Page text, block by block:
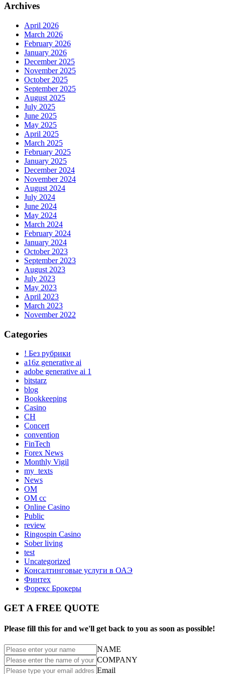
Archives
April 2026
March 2026
February 2026
January 2026
December 2025
November 2025
October 2025
September 2025
August 2025
July 2025
June 2025
May 2025
April 2025
March 2025
February 2025
January 2025
December 2024
November 2024
August 2024
July 2024
June 2024
May 2024
March 2024
February 2024
January 2024
October 2023
September 2023
August 2023
July 2023
May 2023
April 2023
March 2023
November 2022
Categories
! Без рубрики
a16z generative ai
adobe generative ai 1
bitstarz
blog
Bookkeeping
Casino
CH
Concert
convention
FinTech
Forex News
Monthly Vigil
my_texts
News
OM
OM cc
Online Casino
Public
review
Ringospin Casino
Sober living
test
Uncategorized
Консалтинговые услуги в ОАЭ
Финтех
Форекс Брокеры
GET A FREE QUOTE
Please fill this for and we'll get back to you as soon as possible!
NAME
COMPANY
Email